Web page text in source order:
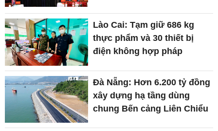
Lào Cai: Tạm giữ 686 kg
thực phẩm và 30 thiết bị
điện không hợp pháp
Đà Nẵng: Hơn 6.200 tỷ đồng
xây dựng hạ tầng dùng
chung Bến cảng Liên Chiểu